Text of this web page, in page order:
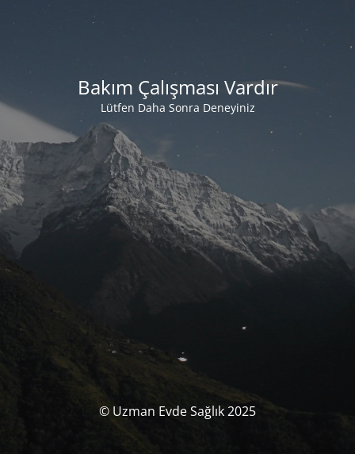
Bakım Çalışması Vardır
Lütfen Daha Sonra Deneyiniz
© Uzman Evde Sağlık 2025